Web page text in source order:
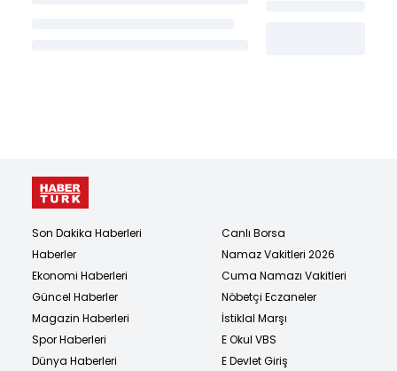
Son Dakika Haberleri
Haberler
Ekonomi Haberleri
Güncel Haberler
Magazin Haberleri
Spor Haberleri
Dünya Haberleri
Canlı Borsa
Namaz Vakitleri 2026
Cuma Namazı Vakitleri
Nöbetçi Eczaneler
İstiklal Marşı
E Okul VBS
E Devlet Giriş